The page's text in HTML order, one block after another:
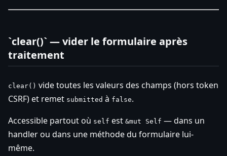
`clear()` — vider le formulaire après
traitement
clear() vide toutes les valeurs des champs (hors token
CSRF) et remet submitted à false.
Accessible partout où self est &mut Self — dans un
handler ou dans une méthode du formulaire lui-
même.